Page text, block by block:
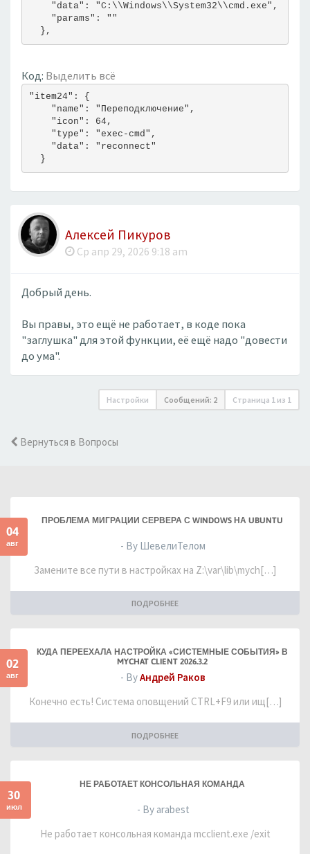
"data": "C:\\Windows\\System32\\cmd.exe",
"params": ""
},
Код: Выделить всё
"item24": {
"name": "Переподключение",
"icon": 64,
"type": "exec-cmd",
"data": "reconnect"
}
Алексей Пикуров
Ср апр 29, 2026 9:18 am
Добрый день.
Вы правы, это ещё не работает, в коде пока
"заглушка" для этой функции, её ещё надо "довести
до ума".
Настройки Сообщений: 2 Страница 1 из 1
Вернуться в Вопросы
04
авг
ПРОБЛЕМА МИГРАЦИИ СЕРВЕРА С WINDOWS НА UBUNTU
- By ШевелиТелом
Замените все пути в настройках на Z:\var\lib\mych[…]
ПОДРОБНЕЕ
02
авг
КУДА ПЕРЕЕХАЛА НАСТРОЙКА «СИСТЕМНЫЕ СОБЫТИЯ» В
MYCHAT CLIENT 2026.3.2
- ByАндрей Раков
Конечно есть! Система оповщений CTRL+F9 или ищ[…]
ПОДРОБНЕЕ
30
июл
НЕ РАБОТАЕТ КОНСОЛЬНАЯ КОМАНДА
- By arabest
Не работает консольная команда mcclient.exe /exit